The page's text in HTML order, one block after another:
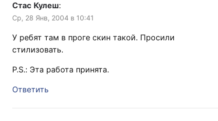
Стас Кулеш:
Ср, 28 Янв, 2004 в 10:41
У ребят там в проге скин такой. Просили
стилизовать.
P.S.: Эта работа принята.
Ответить